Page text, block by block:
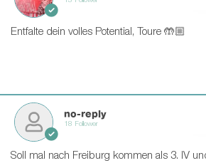
Entfalte dein volles Potential, Toure 🤲🏼
no-reply
18 Follower
Soll mal nach Freiburg kommen als 3. IV